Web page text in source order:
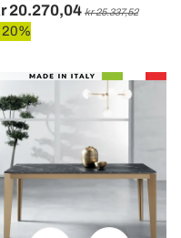
20.270,04 kr 25.337,52
20%